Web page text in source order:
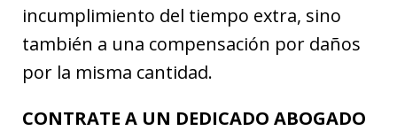
incumplimiento del tiempo extra, sino
también a una compensación por daños
por la misma cantidad.
CONTRATE A UN DEDICADO ABOGADO